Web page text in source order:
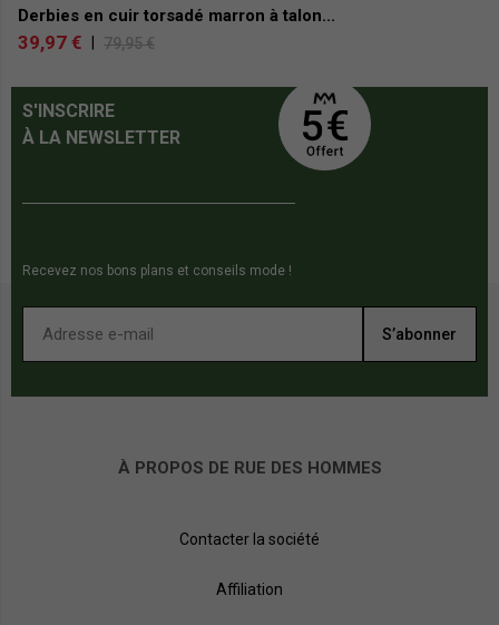
Derbies en cuir torsadé marron à talon...
39,97 € | 79,95 €
S'INSCRIRE
À LA NEWSLETTER
Recevez nos bons plans et conseils mode !
S’abonner
À PROPOS DE RUE DES HOMMES
Contacter la société
Affiliation